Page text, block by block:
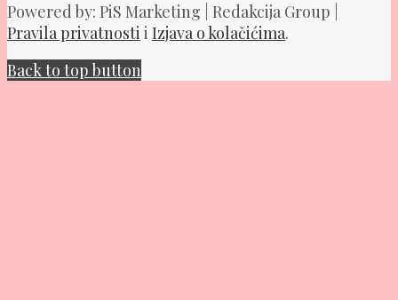
Powered by: PiS Marketing | Redakcija Group |
Pravila privatnosti i Izjava o kolačićima.
Back to top button